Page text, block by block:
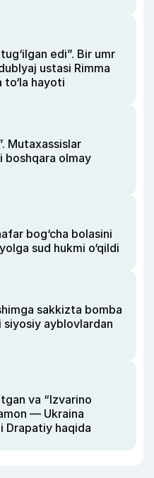
edi”. Bir umr
ustasi Rimma
to‘la hayoti
Mutaxassislar
boshqara olmay
bog‘cha bolasini
sud hukmi o‘qildi
sakkizta bomba
siyosiy ayblovlardan
va “Izvarino
— Ukraina
Drapatiy haqida